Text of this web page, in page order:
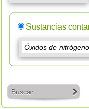
Sustancias
Buscar